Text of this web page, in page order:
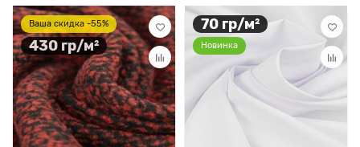
Ваша скидка -55%
430 гр/м²
70 гр/м²
Новинка